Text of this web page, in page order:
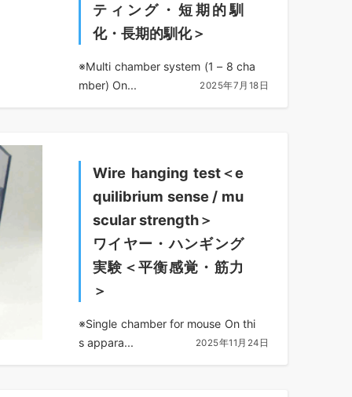
ティング・短期的馴
化・長期的馴化＞
※Multi chamber system (1 – 8 cha
mber) On...
2025年7月18日
Wire hanging test＜e
quilibrium sense / mu
scular strength＞
ワイヤー・ハンギング
実験＜平衡感覚・筋力
＞
※Single chamber for mouse On thi
s appara...
2025年11月24日